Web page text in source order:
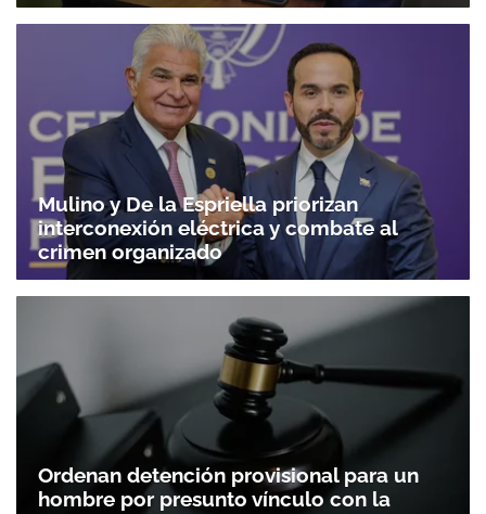
Mulino y De la Espriella priorizan
interconexión eléctrica y combate al
crimen organizado
Ordenan detención provisional para un
hombre por presunto vínculo con la